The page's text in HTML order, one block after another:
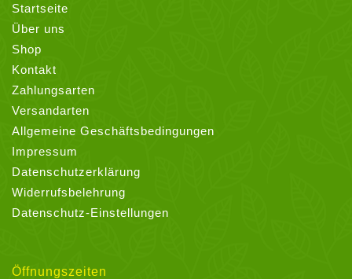
Startseite
Über uns
Shop
Kontakt
Zahlungsarten
Versandarten
Allgemeine Geschäftsbedingungen
Impressum
Datenschutzerklärung
Widerrufsbelehrung
Datenschutz-Einstellungen
Öffnungszeiten